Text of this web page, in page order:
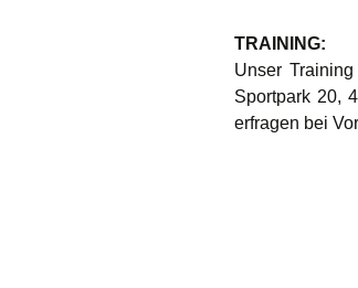
TRAINING:
Unser
Sportpark 20,
erfragen bei